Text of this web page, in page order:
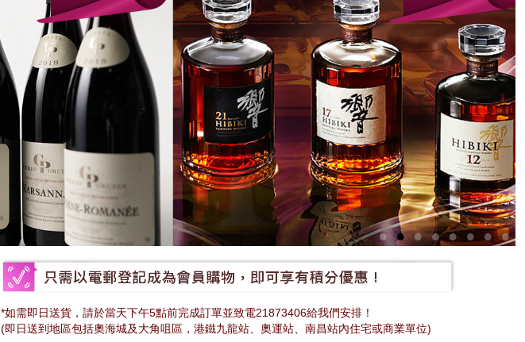
*如需即日送貨，請於當天下午5點前完成訂單並致電21873406給我們安排！
(即日送到地區包括奧海城及大角咀區，港鐵九龍站、奧運站、南昌站內住宅或商業單位)